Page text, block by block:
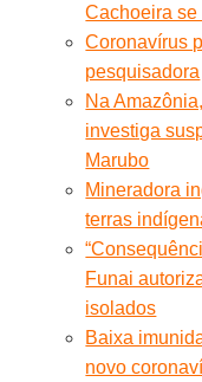
Cachoeira
Coronavírus
pesquisadora
Na
investiga
Marubo
Mineradora
terras
Funai
isolados
Baixa
novo